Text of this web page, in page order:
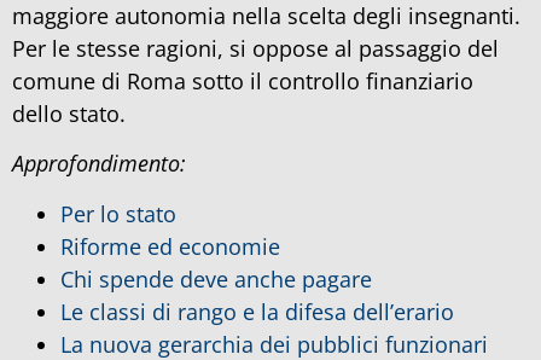
maggiore autonomia nella scelta degli insegnanti.
Per le stesse ragioni, si oppose al passaggio del
comune di Roma sotto il controllo finanziario
dello stato.
Approfondimento:
Per lo stato
Riforme ed economie
Chi spende deve anche pagare
Le classi di rango e la difesa dell’erario
La nuova gerarchia dei pubblici funzionari